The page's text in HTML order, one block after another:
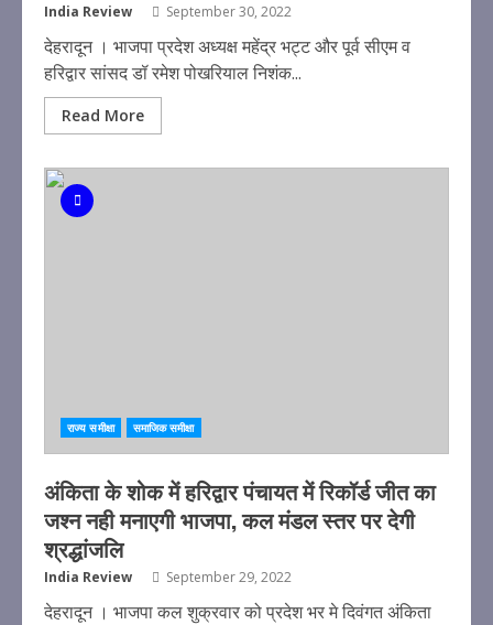
India Review September 30, 2022
देहरादून । भाजपा प्रदेश अध्यक्ष महेंद्र भट्ट और पूर्व सीएम व
हरिद्वार सांसद डॉ रमेश पोखरियाल निशंक...
Read More
राज्य समीक्षा समाजिक समीक्षा
अंकिता के शोक में हरिद्वार पंचायत में रिकॉर्ड जीत का
जश्न नही मनाएगी भाजपा, कल मंडल स्तर पर देगी
श्रद्धांजलि
India Review September 29, 2022
देहरादून । भाजपा कल शुक्रवार को प्रदेश भर मे दिवंगत अंकिता